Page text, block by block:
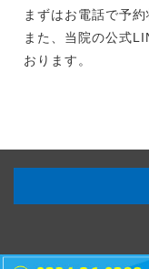
まずはお電話で予約
また、当院の公式
おります。